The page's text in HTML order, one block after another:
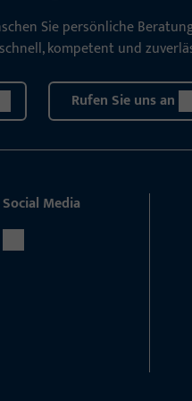
Sie persönliche
kompetent und
Rufen Sie uns an
Social Media